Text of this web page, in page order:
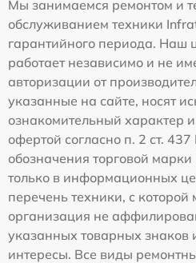
Мы занимаемся ремонтом и
обслуживанием техники
гарантийного периода. Наш
работает независимо и не
авторизации от
указанные на сайте, носят
ознакомительный характер
офертой согласно п. 2 ст.
обозначения торговой
только в информационных
перечень техники, с
организация не
указанных товарных знаков
интересы. Все виды